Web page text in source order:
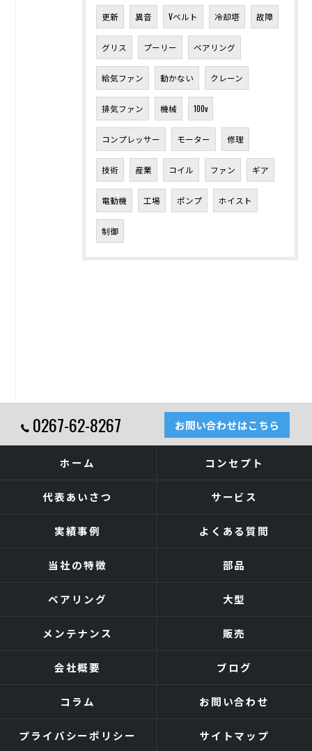
更新 異音 Vベルト 冷却塔 故障
グリス プーリー ベアリング
給気ファン 動かない クレーン
排気ファン 機械 100v
コンプレッサー モーター 修理
技術 産業 コイル ファン ギア
電動機 工場 ポンプ ホイスト
制御
0267-62-8267 お問い合わせはこちら
ホーム コンセプト
代表あいさつ サービス
実績事例 よくある質問
当社の特徴 部品
ベアリング 大型
メンテナンス 販売
会社概要 ブログ
コラム お問い合わせ
プライバシーポリシー サイトマップ